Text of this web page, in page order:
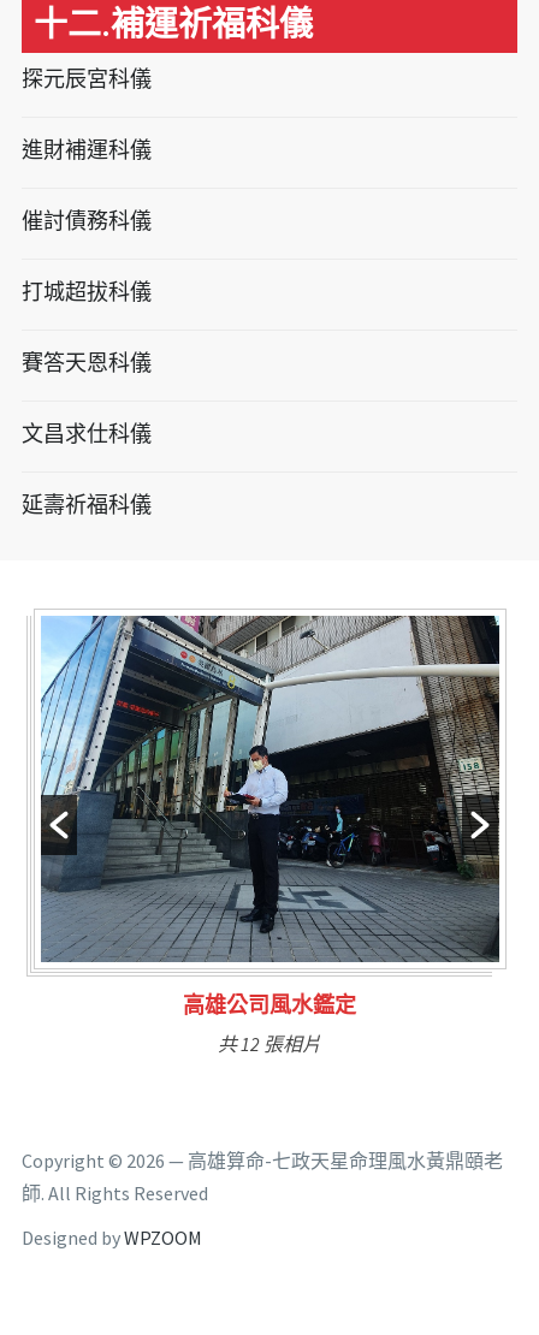
十二.補運祈福科儀
探元辰宮科儀
進財補運科儀
催討債務科儀
打城超拔科儀
賽答天恩科儀
文昌求仕科儀
延壽祈福科儀
林氏福主量子生基造命
Copyright © 2026 — 高雄算命-七政天星命理風水黃鼎頤老
師. All Rights Reserved
Designed byWPZOOM